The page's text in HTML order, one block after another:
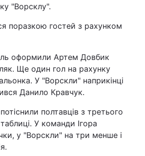
"Ворсклу".
поразкою гостей з рахунком
оформили Артем Довбик
Ще один гол на рахунку
У "Ворскли" наприкінці
Данило Кравчук.
полтавців з третього
У команди Ігора
у "Ворскли" на три менше і